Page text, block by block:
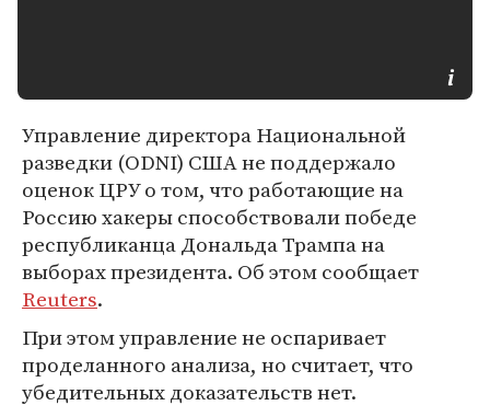
Управление директора Национальной
разведки (ODNI) США не поддержало
оценок ЦРУ о том, что работающие на
Россию хакеры способствовали победе
республиканца Дональда Трампа на
выборах президента. Об этом сообщает
Reuters.
При этом управление не оспаривает
проделанного анализа, но считает, что
убедительных доказательств нет.